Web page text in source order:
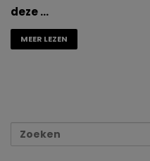
deze …
MEER LEZEN